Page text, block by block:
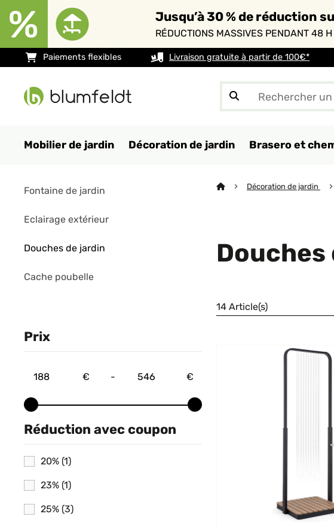
Jusqu’à 30 % de réduction
RÉDUCTIONS MASSIVES PENDANT 48
Paiements flexibles Livraison gratuite à partir de 100€*
Mobilier de jardin Décoration de jardin Brasero et
Fontaine de jardin
Eclairage extérieur
Douches de jardin
Cache poubelle
Prix
€ - €
Réduction avec coupon
20% (1)
23% (1)
25% (3)
Décoration de jardin
Douches
14 Article(s)